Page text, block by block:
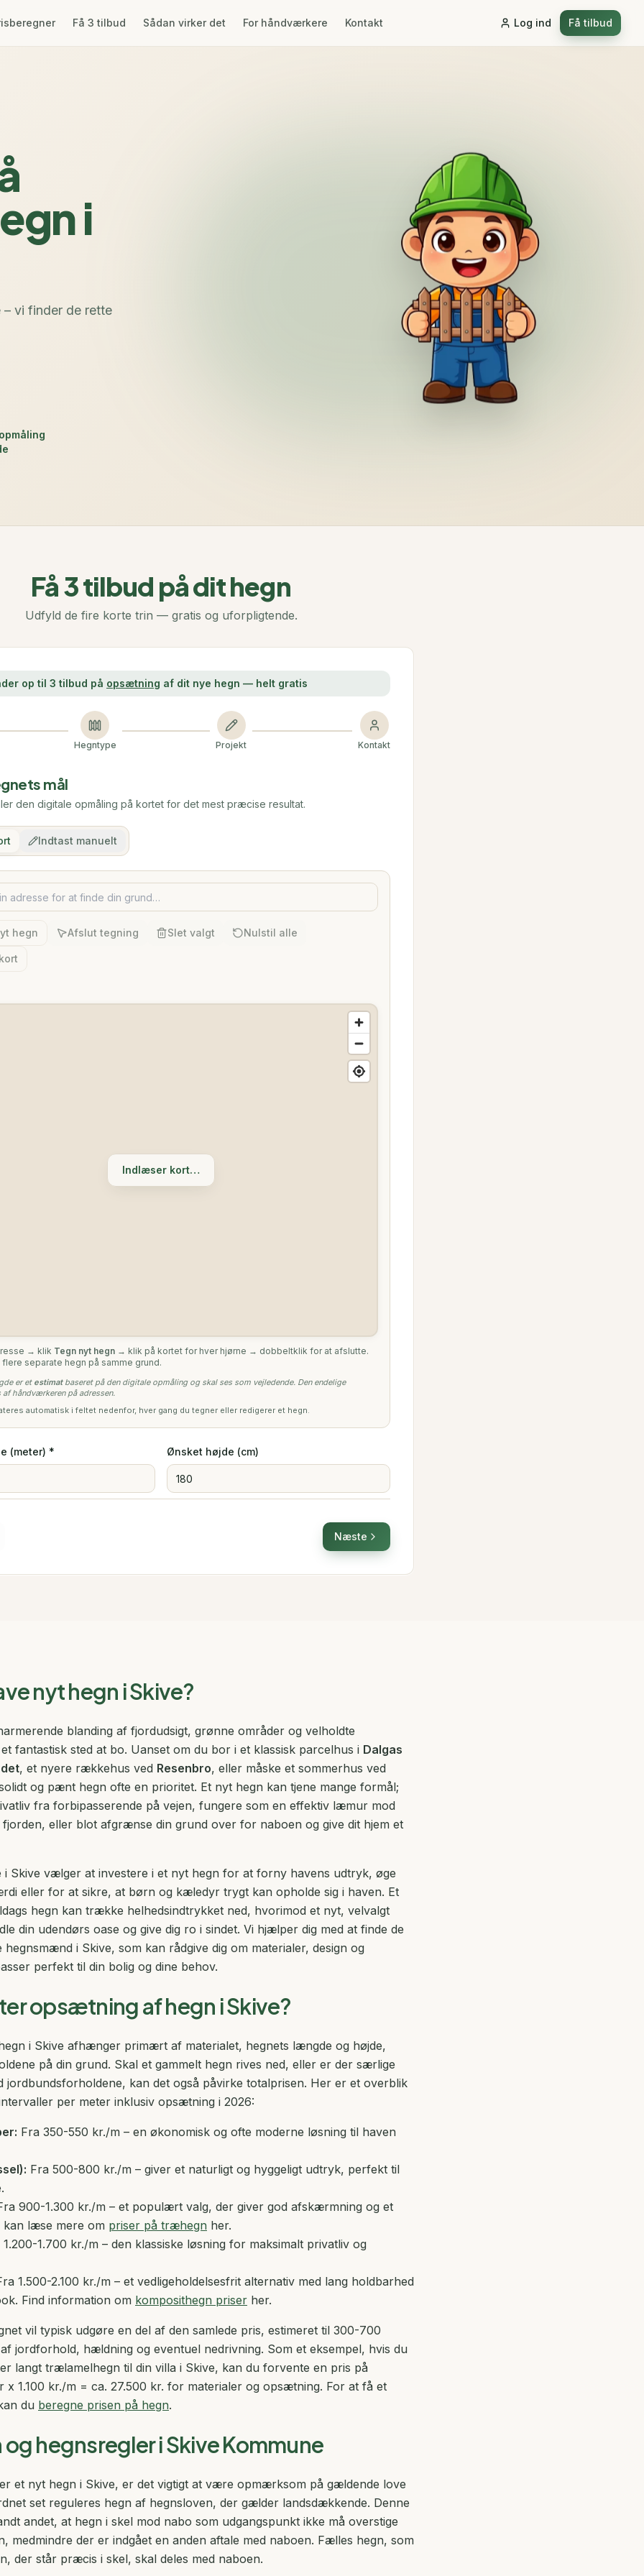
Få 3 tilbud Sådan virker det For håndværkere Kontakt Log ind Få tilbud
i
vi finder de rette
Få 3 tilbud på dit hegn
Udfyld de fire korte trin — gratis og uforpligtende.
op til 3 tilbud på opsætning af dit nye hegn — helt gratis
Hegntype Projekt Kontakt
mål
den digitale opmåling på kortet for det mest præcise resultat.
Indtast manuelt
hegn Afslut tegning Slet valgt Nulstil alle
Indlæser kort…
→ klik Tegn nyt hegn → klik på kortet for hver hjørne → dobbeltklik for at afslutte.
flere separate hegn på samme grund.
er et estimatbaseret på den digitale opmåling og skal ses som vejledende. Den endelige
håndværkeren på adressen.
automatisk i feltet nedenfor, hver gang du tegner eller redigerer et hegn.
(meter) * Ønsket højde (cm)
Næste
nyt hegn i Skive?
blanding af fjordudsigt, grønne områder og velholdte
fantastisk sted at bo. Uanset om du bor i et klassisk parcelhus i Dalgas
, et nyere rækkehus ved Resenbro, eller måske et sommerhus ved
og pænt hegn ofte en prioritet. Et nyt hegn kan tjene mange formål;
fra forbipasserende på vejen, fungere som en effektiv læmur mod
eller blot afgrænse din grund over for naboen og give dit hjem et
i Skive vælger at investere i et nyt hegn for at forny havens udtryk, øge
eller for at sikre, at børn og kæledyr trygt kan opholde sig i haven. Et
hegn kan trække helhedsindtrykket ned, hvorimod et nyt, velvalgt
din udendørs oase og give dig ro i sindet. Vi hjælper dig med at finde de
hegnsmænd i Skive, som kan rådgive dig om materialer, design og
perfekt til din bolig og dine behov.
opsætning af hegn i Skive?
i Skive afhænger primært af materialet, hegnets længde og højde,
på din grund. Skal et gammelt hegn rives ned, eller er der særlige
jordbundsforholdene, kan det også påvirke totalprisen. Her er et overblik
per meter inklusiv opsætning i 2026:
Fra 350-550 kr./m – en økonomisk og ofte moderne løsning til haven
Fra 500-800 kr./m – giver et naturligt og hyggeligt udtryk, perfekt til
900-1.300 kr./m – et populært valg, der giver god afskærmning og et
kan læse mere om priser på træhegn her.
1.700 kr./m – den klassiske løsning for maksimalt privatliv og
1.500-2.100 kr./m – et vedligeholdelsesfrit alternativ med lang holdbarhed
Find information om komposithegn priser her.
vil typisk udgøre en del af den samlede pris, estimeret til 300-700
jordforhold, hældning og eventuel nedrivning. Som et eksempel, hvis du
langt trælamelhegn til din villa i Skive, kan du forvente en pris på
x 1.100 kr./m = ca. 27.500 kr. for materialer og opsætning. For at få et
du beregne prisen på hegn.
hegnsregler i Skive Kommune
et nyt hegn i Skive, er det vigtigt at være opmærksom på gældende love
set reguleres hegn af hegnsloven, der gælder landsdækkende. Denne
andet, at hegn i skel mod nabo som udgangspunkt ikke må overstige
medmindre der er indgået en anden aftale med naboen. Fælles hegn, som
der står præcis i skel, skal deles med naboen.